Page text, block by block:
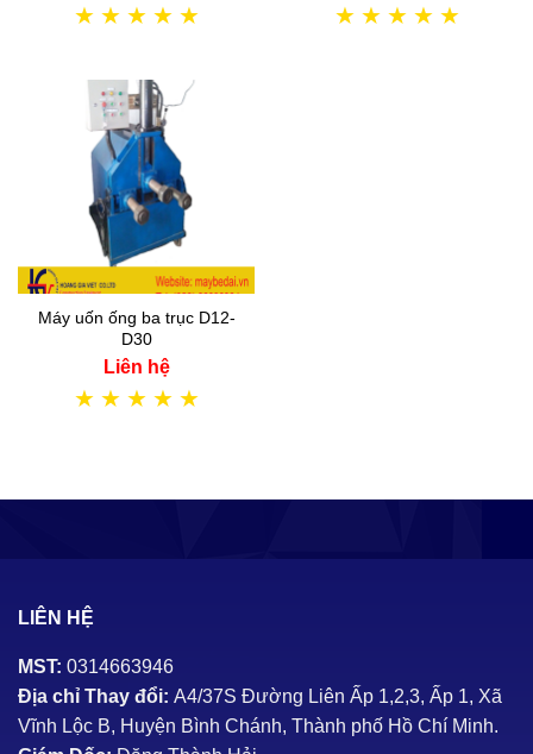
★ ★ ★ ★ ★ ★ ★ ★ ★ ★
Máy uốn ống ba trục D12-
D30
Liên hệ
★ ★ ★ ★ ★
LIÊN HỆ
MST: 0314663946
Địa chỉ Thay đổi: A4/37S Đường Liên Ấp 1,2,3, Ấp 1, Xã
Vĩnh Lộc B, Huyện Bình Chánh, Thành phố Hồ Chí Minh.